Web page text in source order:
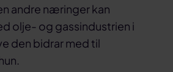
andre næringer kan
olje- og gassindustrien i
den bidrar med til